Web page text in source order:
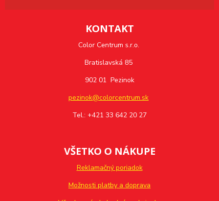
KONTAKT
Color Centrum s.r.o.
Bratislavská 85
902 01 Pezinok
pezinok@colorcentrum.sk
Tel.: +421 33 642 20 27
VŠETKO O NÁKUPE
Reklamačný poriadok
Možnosti platby a doprava